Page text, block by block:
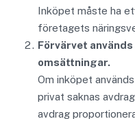
Inköpet måste ha
företagets
Förvärvet
omsättningar.
Om inköpet
privat saknas
avdrag